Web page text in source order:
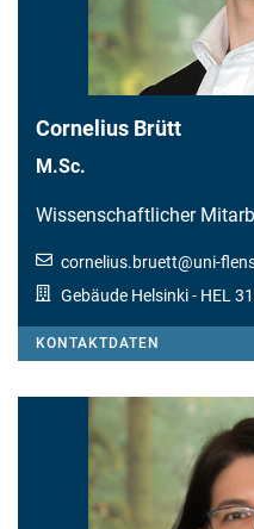
Cornelius Brütt
M.Sc.
Wissenschaftlicher
cornelius.bruett@uni-
Gebäude Helsinki- HEL
KONTAKTDATEN